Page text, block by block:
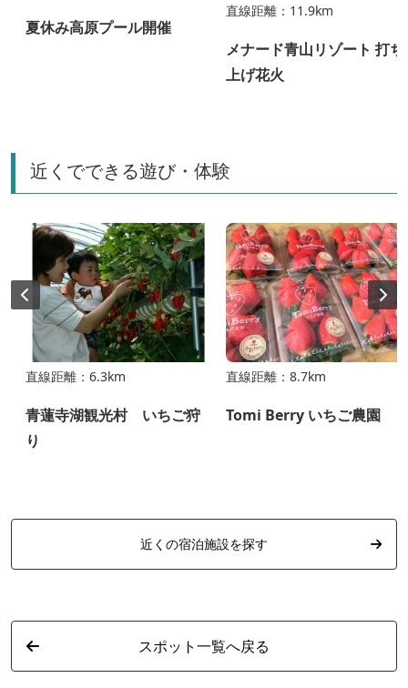
夏休み高原プール開催
直線距離：11.9km
メナード青山リゾート 打ち
上げ花火
近くでできる遊び・体験
直線距離：6.3km
青蓮寺湖観光村 いちご狩
り
直線距離：8.7km
Tomi Berry いちご農園
近くの宿泊施設を探す
スポット一覧へ戻る